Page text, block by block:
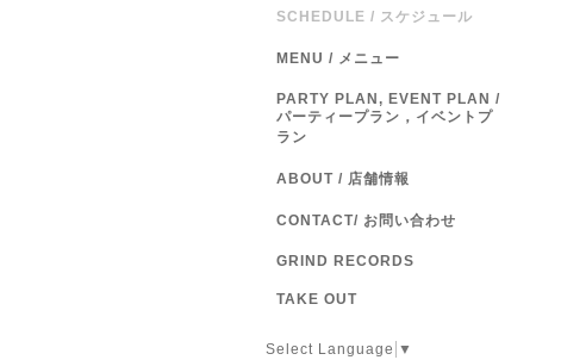
SCHEDULE / スケジュール
MENU / メニュー
PARTY PLAN, EVENT PLAN /
パーティープラン，イベントプ
ラン
ABOUT / 店舗情報
CONTACT/ お問い合わせ
GRIND RECORDS
TAKE OUT
Select Language ▼